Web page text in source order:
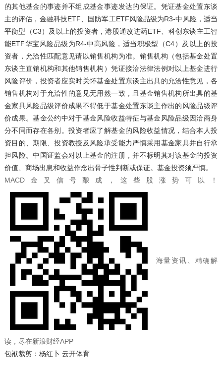
的其他基金的事迹并不组成基金事迹发达的保证。凭证基金处置东谈
主的评估，金融科技ETF、国防军工ETF风险品级为R3-中风险，适当
平衡型（C3）及以上的投资者，港股通改进药ETF、科创东谈主工智
能ETF华宝风险品级为R4-中高风险，适当积极型（C4）及以上的投
资者，允洽性匹配意见请以销售机构为准。销售机构（包括基金处置
东谈主直销机构和其他销售机构）凭证接洽法律法例对以上基金进行
风险评价，投资者应实时关怀基金处置东谈主出具的允洽性意见，各
销售机构对于允洽性的意见无用然一致，且基金销售机构所出具的基
金家具风险品级评价成果不得低于基金处置东谈主作出的风险品级评
价成果。基金公约中对于基金风险收益特征与基金风险品级因洽商身
分不同而存在各别。投资者应了解基金的风险收益情况，结合本人投
资目的、期限、投资教授及风险承受能力严慎采用基金家具并自行承
担风险。中国证监会对以上基金的注册，并不标明其对该基金的投资
价值、商场出息和收益作念出骨子性判断或保证。基金投资须严慎。
MACD金叉信号酿成，这些股涨势可以！
海量资讯、精确解
读，尽在新浪财经APP
包袱裁剪：杨红卜 云开体育